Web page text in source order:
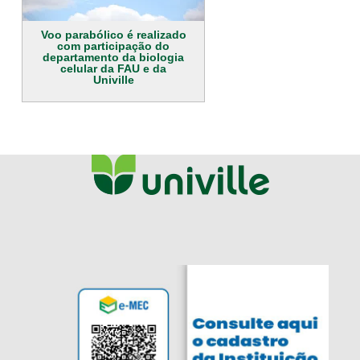
Voo parabólico é realizado
com participação do
departamento da biologia
celular da FAU e da
Univille